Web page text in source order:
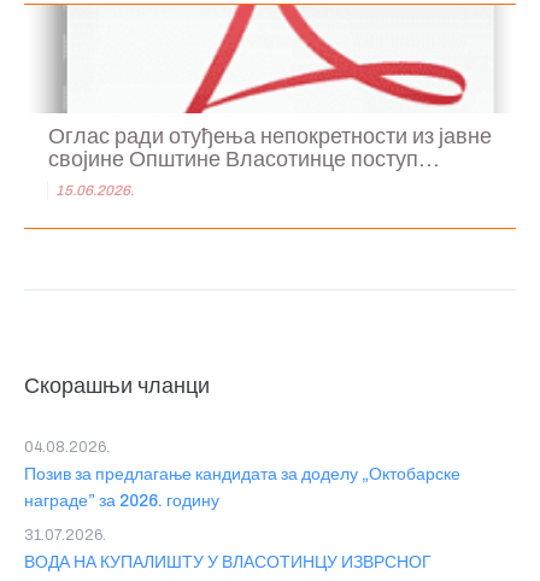
Оглас ради отуђења непокретности из јавне
својине Општине Власотинце поступ...
15.06.2026.
Скорашњи чланци
Позив за предлагање кандидата за доделу „Октобарске
награде” за 2026. годину
04.08.2026.
ВОДА НА КУПАЛИШТУ У ВЛАСОТИНЦУ ИЗВРСНОГ
31.07.2026.